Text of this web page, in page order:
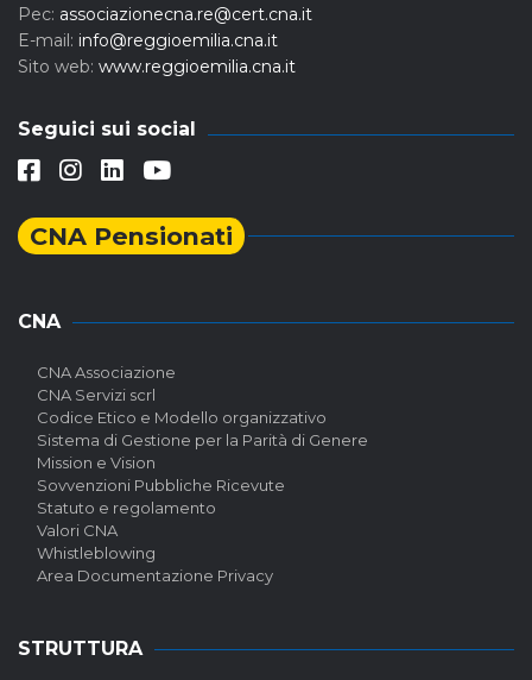
Pec: associazionecna.re@cert.cna.it
E-mail: info@reggioemilia.cna.it
Sito web: www.reggioemilia.cna.it
Seguici sui social
CNA Pensionati
CNA
CNA Associazione
CNA Servizi scrl
Codice Etico e Modello organizzativo
Sistema di Gestione per la Parità di Genere
Mission e Vision
Sovvenzioni Pubbliche Ricevute
Statuto e regolamento
Valori CNA
Whistleblowing
Area Documentazione Privacy
STRUTTURA